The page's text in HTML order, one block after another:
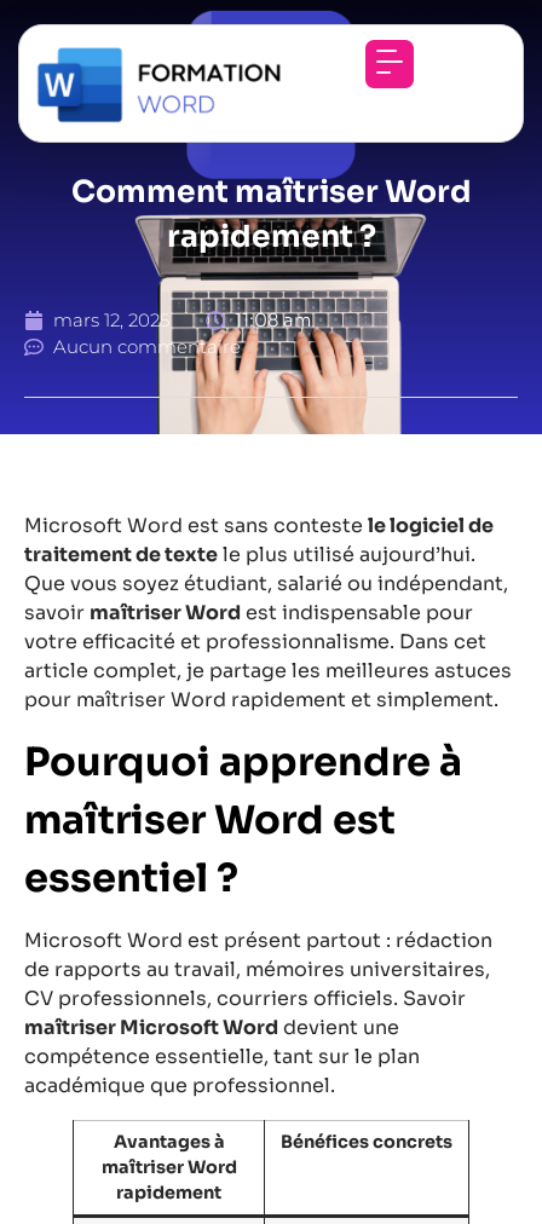
Comment maîtriser Word
rapidement ?
mars 12, 2025
11:08 am
Aucun commentaire
Microsoft Word est sans conteste le logiciel de
traitement de textele plus utilisé aujourd’hui.
Que vous soyez étudiant, salarié ou indépendant,
savoir maîtriser Word est indispensable pour
votre efficacité et professionnalisme. Dans cet
article complet, je partage les meilleures astuces
pour maîtriser Word rapidement et simplement.
Pourquoi apprendre à
maîtriser Word est
essentiel ?
Microsoft Word est présent partout : rédaction
de rapports au travail, mémoires universitaires,
CV professionnels, courriers officiels. Savoir
maîtriser Microsoft Word devient une
compétence essentielle, tant sur le plan
académique que professionnel.
Avantages à
maîtriser Word
rapidement
Bénéfices concrets